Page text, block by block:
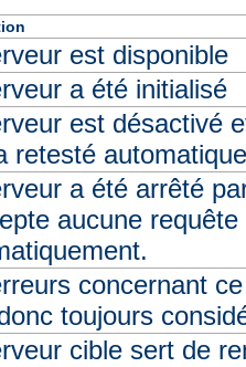
est disponible
a été initialisé
est désactivé
retesté
a été arrêté
aucune
concernant
toujours
cible sert de